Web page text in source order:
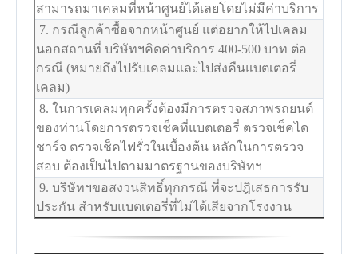
สามารถมาเคลมที่หน้าศูนย์ได้เลยโดยไม่มีค่าบริการ
7. กรณีลูกค้าซื้อจากหน้าศูนย์ แต่อยากให้ไปเคลม
นอกสถานที่ บริษัทฯคิดค่าบริการ 400-500 บาท ต่อ
กรณี (หมายถึงไปรับเคลมและไปส่งคืนแบตเตอรี่
เคลม)
8. ในการเคลมทุกครั้งต้องมีการตรวจสภาพรถยนต์
ของท่านโดยการตรวจเช็คที่แบตเตอรี่ ตรวจเช็คได
ชาร์จ ตรวจเช็คไฟรั่วในเบื้องต้น หลักในการตรวจ
สอบ ต้องเป็นไปตามมาตรฐานของบริษัทฯ
9. บริษัทฯขอสงวนสิทธิ์ทุกกรณี ที่จะปฎิเสธการรับ
ประกัน สำหรับแบตเตอรี่ที่ไม่ได้เสียจากโรงงาน